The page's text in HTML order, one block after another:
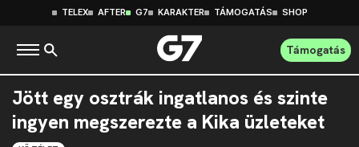
TELEX AFTER G7 KARAKTER TÁMOGATÁS SHOP
Támogatás
Jött egy osztrák ingatlanos és szinte
ingyen megszerezte a Kika üzleteket